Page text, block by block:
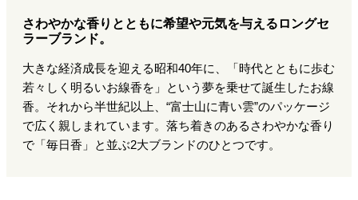
さわやかな香りとともに希望や元気を与えるロングセ
ラーブランド。
大きな経済成長を迎える昭和40年に、「時代とともに歩む
若々しく明るいお線香を」という夢を乗せて誕生したお線
香。それから半世紀以上、“富士山に青い雲”のパッケージ
で広く親しまれています。落ち着きのあるさわやかな香り
で「毎日香」と並ぶ2大ブランドのひとつです。